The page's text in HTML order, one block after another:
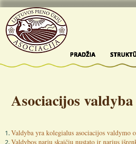
PRADŽIA
PRADŽIA
PRADŽIA
PRADŽIA
PRADŽIA
Asociacijos valdyba
Valdyba yra kolegialus asociacijos valdymo
Valdybos narių skaičių nustato ir narius